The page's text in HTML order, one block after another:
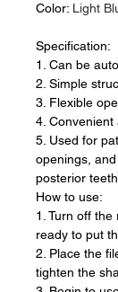
Color: Light
Specification:
1. Can be
2. Simple
3. Flexible
4. Convenient
5. Used for
openings,
posterior teeth
How to use:
1. Turn off the
ready to put
2. Place the
tighten the